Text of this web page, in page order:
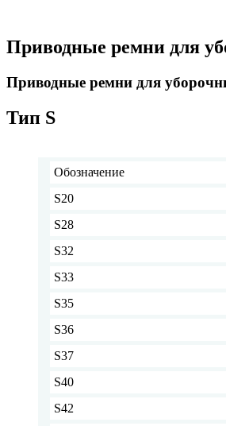
Приводные ремни для
Приводные ремни для
Тип S
Обозначение
S20
S28
S32
S33
S35
S36
S37
S40
S42